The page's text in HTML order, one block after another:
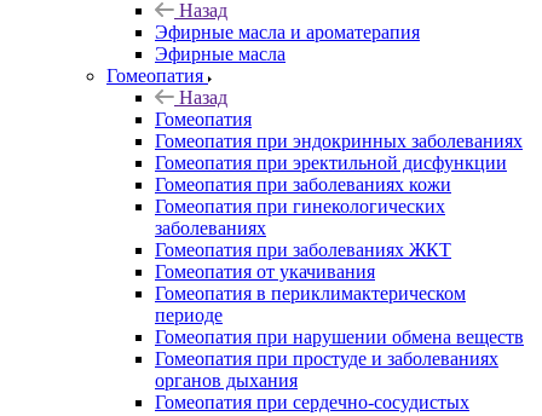
Назад
Эфирные масла и ароматерапия
Эфирные масла
Гомеопатия
Назад
Гомеопатия
Гомеопатия при эндокринных заболеваниях
Гомеопатия при эректильной дисфункции
Гомеопатия при заболеваниях кожи
Гомеопатия при гинекологических
заболеваниях
Гомеопатия при заболеваниях ЖКТ
Гомеопатия от укачивания
Гомеопатия в периклимактерическом
периоде
Гомеопатия при нарушении обмена веществ
Гомеопатия при простуде и заболеваниях
органов дыхания
Гомеопатия при сердечно-сосудистых